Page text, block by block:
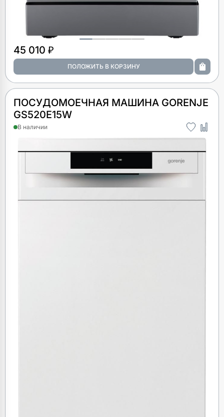
45 010 ₽
ПОСУДОМОЕЧНАЯ МАШИНА GORENJE
GS520E15W
В наличии